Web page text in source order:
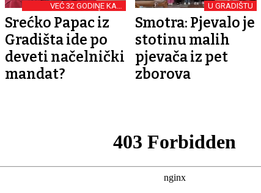
VEĆ 32 GODINE KAO
NAČELNIK
Srećko Papac iz
Gradišta ide po
deveti načelnički
mandat?
U GRADIŠTU
Smotra: Pjevalo je
stotinu malih
pjevača iz pet
zborova